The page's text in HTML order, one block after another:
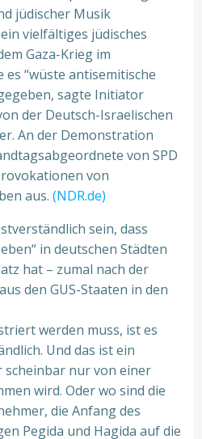
jüdischer Musik
vielfältiges jüdisches
Gaza-Krieg im
“wüste antisemitische
sagte Initiator
der Deutsch-Israelischen
An der Demonstration
von SPD
von
aus. (NDR.de)
sein, dass
in deutschen Städten
hat – zumal nach der
den GUS-Staaten in den
werden muss, ist es
Und das ist ein
scheinbar nur von einer
wird. Oder wo sind die
die Anfang des
Pegida und Hagida auf die